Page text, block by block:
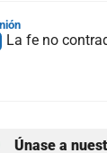
La fe no
Únase a